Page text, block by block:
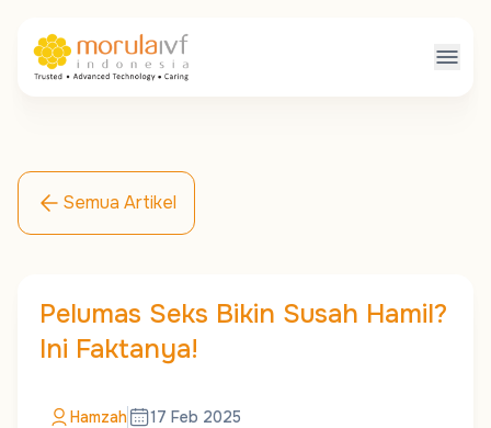
Semua Artikel
Pelumas Seks Bikin Susah Hamil?
Ini Faktanya!
Hamzah 17 Feb 2025